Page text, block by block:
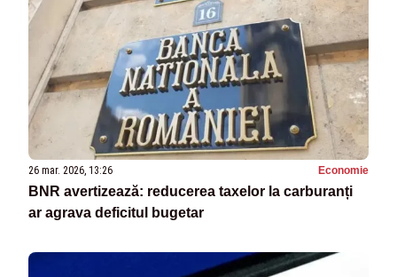
26 mar. 2026, 13:26 Economie
BNR avertizează: reducerea taxelor la carburanți
ar agrava deficitul bugetar